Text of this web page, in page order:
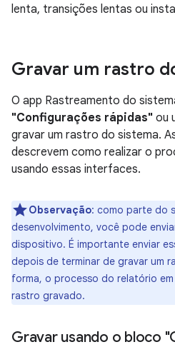
lenta, transições lentas ou
Gravar um rastro
O app Rastreamento do
"Configurações rápidas" ou
gravar um rastro do sistema.
descrevem como realizar o
usando essas interfaces.
Observação: como parte do
desenvolvimento, você pode
dispositivo. É importante enviar
depois de terminar de gravar um
forma, o processo do relatório
rastro gravado.
Gravar usando o bloco